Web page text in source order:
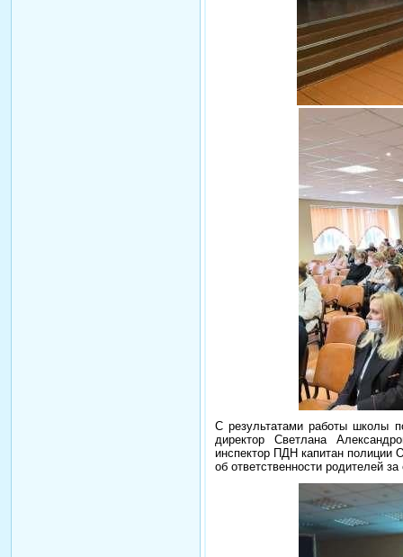
С результатами работы школы
директор Светлана
инспектор ПДН капитан полиции
об ответственности родителей